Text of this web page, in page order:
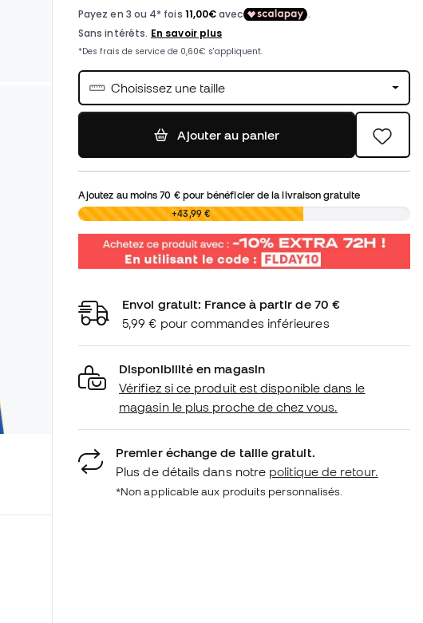
Choisissez une taille
Ajouter au panier
Ajoutez au moins70 €pour bénéficier de la livraison gratuite
0,00 € +43,99 €
Envoi gratuit: France à partir de 70 €
5,99 € pour commandes inférieures
Disponibilité en magasin
Vérifiez si ce produit est disponible dans le
magasin le plus proche de chez vous.
Premier échange de taille gratuit.
Plus de détails dans notre politique de retour.
*Non applicable aux produits personnalisés.